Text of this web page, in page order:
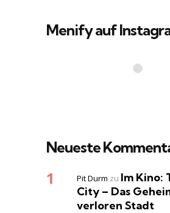
Menify auf
Neueste
Pit Durm zu Im Kino:
City – Das
verloren Stadt